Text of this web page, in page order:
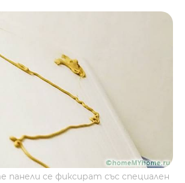
панели се фиксират със специален